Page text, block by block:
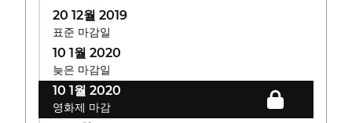
20 12월 2019
표준 마감일
10 1월 2020
늦은 마감일
10 1월 2020
영화제 마감